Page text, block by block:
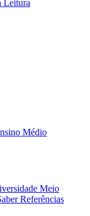
Leitura
Médio
Meio
Referências